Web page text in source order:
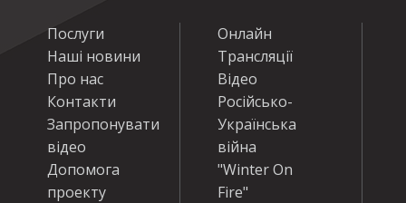
Послуги
Наші новини
Про нас
Контакти
Запропонувати
відео
Допомога
проекту
Онлайн
Трансляції
Відео
Російсько-
Українська
війна
"Winter On
Fire"